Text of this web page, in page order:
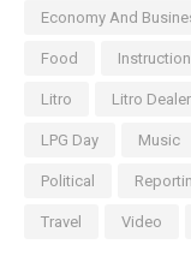
Economy And
Food
Litro Litro Dealer
LPG Day Music
Political
Travel Video